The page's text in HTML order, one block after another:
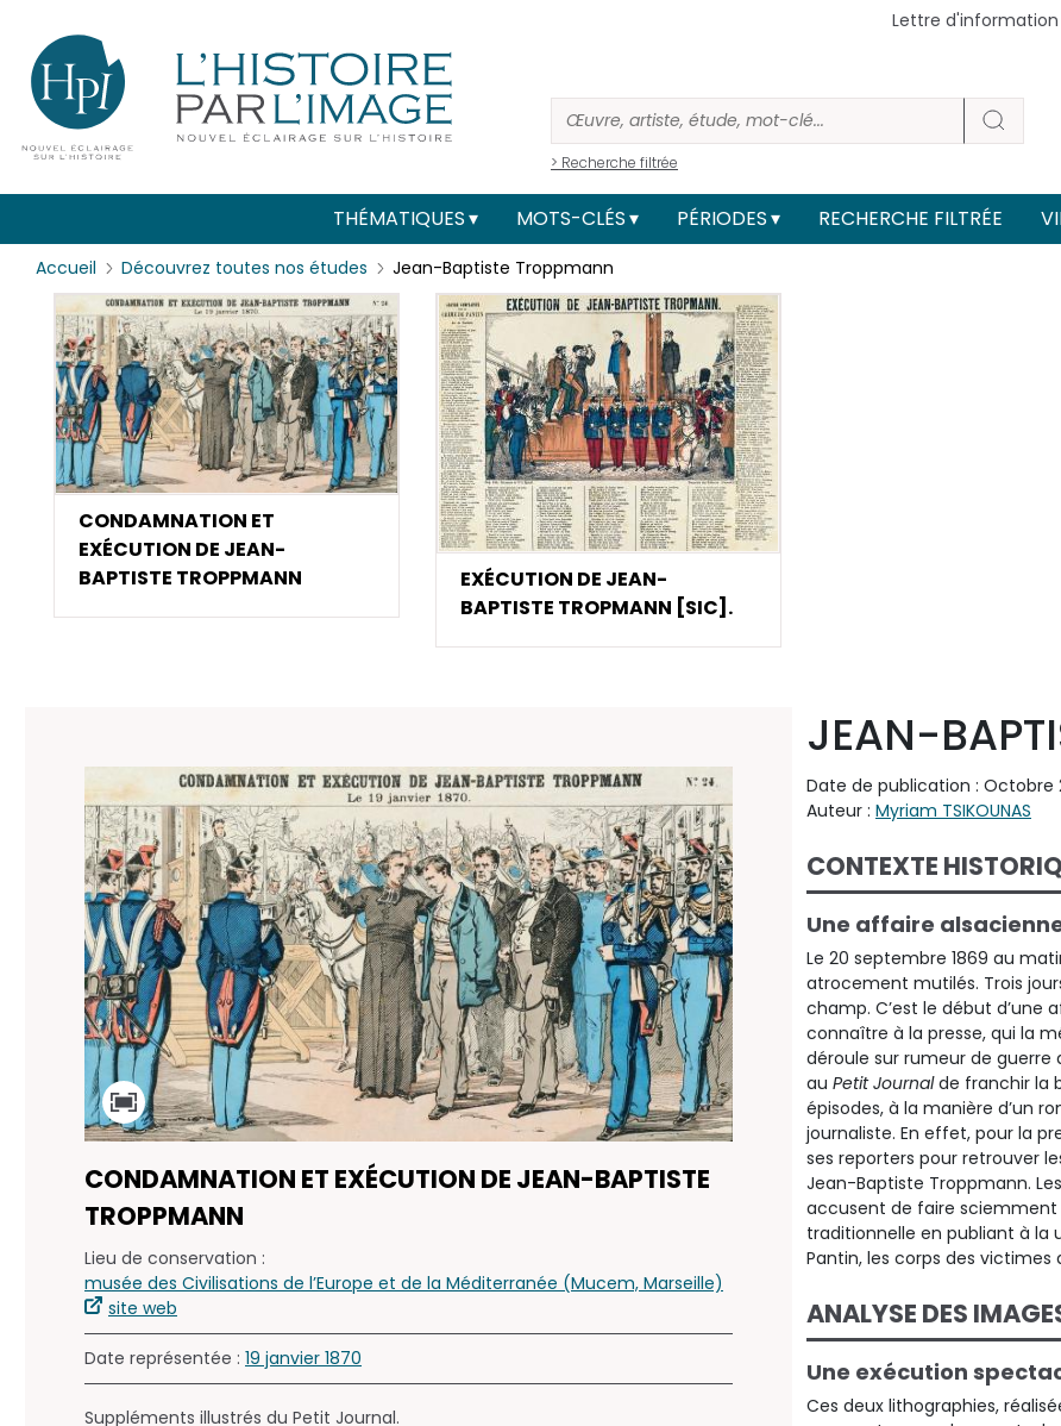
> Recherche filtrée
Menu
secondaire
(header)
Lettre d'information
Main
navigation
THÉMATIQUES MOTS-CLÉS PÉRIODES RECHERCHE FILTRÉE
Accueil Découvrez toutes nos études Jean-Baptiste Troppmann
CONDAMNATION ET
EXÉCUTION DE JEAN-
BAPTISTE TROPPMANN
EXÉCUTION DE JEAN-
BAPTISTE TROPMANN [SIC].
CONDAMNATION ET EXÉCUTION DE JEAN-BAPTISTE
TROPPMANN
Lieu de conservation :
musée des Civilisations de l’Europe et de la Méditerranée (Mucem, Marseille)
site web
Date représentée : 19 janvier 1870
Suppléments illustrés du Petit Journal.
JEAN-
Date de publication : Octobre
Auteur : Myriam TSIKOUNAS
CONTEXTE
Une affaire
Le 20 septembre 1869 au
atrocement mutilés. Trois
champ. C’est le début d’une
connaître à la presse, qui la
déroule sur rumeur de guerre
au Petit Journalde franchir la
épisodes, à la manière d’un
journaliste. En effet, pour la
ses reporters pour retrouver
Jean-Baptiste Troppmann.
accusent de faire sciemment
traditionnelle en publiant à la
Pantin, les corps des
ANALYSE DES
Une exécution
Ces deux lithographies,